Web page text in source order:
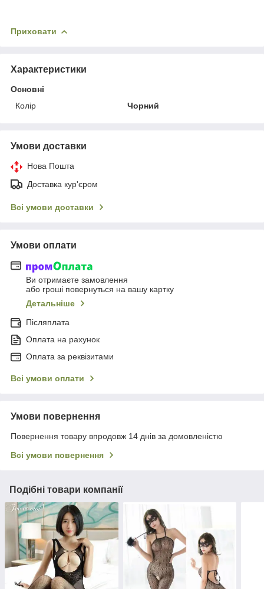
Приховати
Характеристики
Основні
Колір
Чорний
Умови доставки
Нова Пошта
Доставка кур'єром
Всі умови доставки
Умови оплати
Ви отримаєте замовлення
або гроші повернуться на вашу картку
Детальніше
Післяплата
Оплата на рахунок
Оплата за реквізитами
Всі умови оплати
Умови повернення
Повернення товару впродовж 14 днів за домовленістю
Всі умови повернення
Подібні товари компанії